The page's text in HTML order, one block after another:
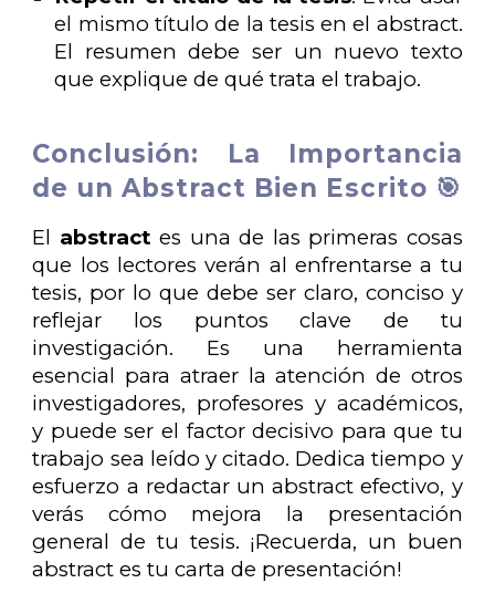
el mismo título de la tesis en el abstract.
El resumen debe ser un nuevo texto
que explique de qué trata el trabajo.
Conclusión: La Importancia
de un Abstract Bien Escrito 🎯
El abstract es una de las primeras cosas
que los lectores verán al enfrentarse a tu
tesis, por lo que debe ser claro, conciso y
reflejar los puntos clave de tu
investigación. Es una herramienta
esencial para atraer la atención de otros
investigadores, profesores y académicos,
y puede ser el factor decisivo para que tu
trabajo sea leído y citado. Dedica tiempo y
esfuerzo a redactar un abstract efectivo, y
verás cómo mejora la presentación
general de tu tesis. ¡Recuerda, un buen
abstract es tu carta de presentación!